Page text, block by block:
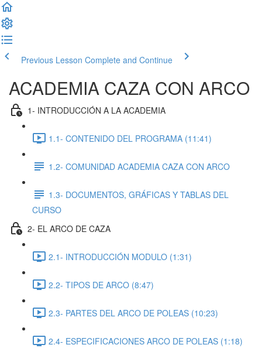
Previous Lesson Complete and Continue
ACADEMIA CAZA CON ARCO
1- INTRODUCCIÓN A LA ACADEMIA
1.1- CONTENIDO DEL PROGRAMA (11:41)
1.2- COMUNIDAD ACADEMIA CAZA CON ARCO
1.3- DOCUMENTOS, GRÁFICAS Y TABLAS DEL
CURSO
2- EL ARCO DE CAZA
2.1- INTRODUCCIÓN MODULO (1:31)
2.2- TIPOS DE ARCO (8:47)
2.3- PARTES DEL ARCO DE POLEAS (10:23)
2.4- ESPECIFICACIONES ARCO DE POLEAS (1:18)